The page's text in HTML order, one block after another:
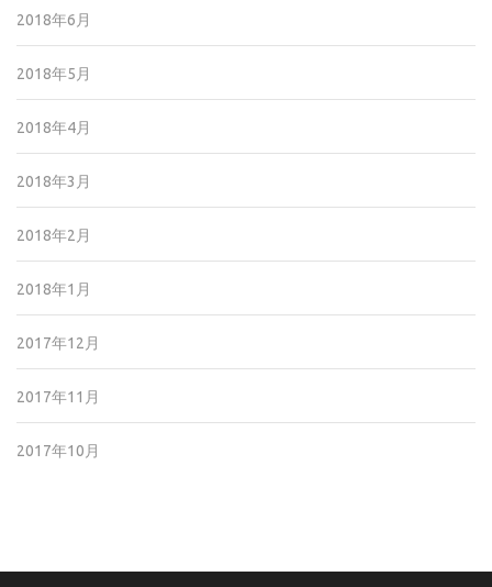
2018年6月
2018年5月
2018年4月
2018年3月
2018年2月
2018年1月
2017年12月
2017年11月
2017年10月